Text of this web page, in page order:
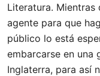
Literatura. Mientras
agente para que
público lo está
embarcarse en una
Inglaterra, para así